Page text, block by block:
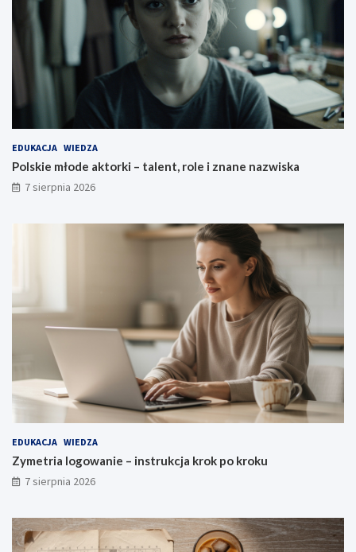
EDUKACJA WIEDZA
Polskie młode aktorki – talent, role i znane nazwiska
7 sierpnia 2026
EDUKACJA WIEDZA
Zymetria logowanie – instrukcja krok po kroku
7 sierpnia 2026